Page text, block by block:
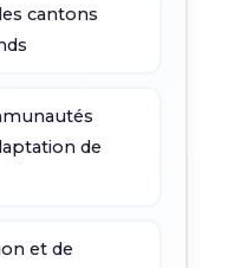
cantons
de
et de